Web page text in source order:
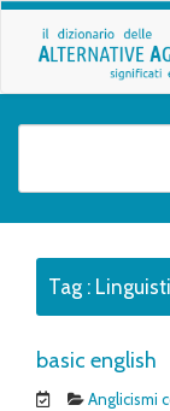
Tag :
basic english
Anglicismi